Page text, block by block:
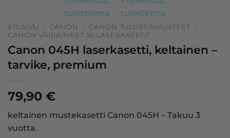
ETUSIVU / CANON / CANON TULOSTINMUSTEET /
CANON VÄRIAINEET JA LASERKASETIT
Canon 045H laserkasetti, keltainen –
tarvike, premium
79,90 €
keltainen mustekasetti Canon 045H – Takuu 3
vuotta.